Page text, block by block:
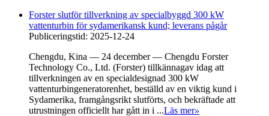
Forster slutför tillverkning av specialbyggd 300 kW
vattenturbin för sydamerikansk kund; leverans pågår
Publiceringstid: 2025-12-24
Chengdu, Kina — 24 december — Chengdu Forster
Technology Co., Ltd. (Forster) tillkännagav idag att
tillverkningen av en specialdesignad 300 kW
vattenturbingeneratorenhet, beställd av en viktig kund i
Sydamerika, framgångsrikt slutförts, och bekräftade att
utrustningen officiellt har gått in i ...Läs mer»